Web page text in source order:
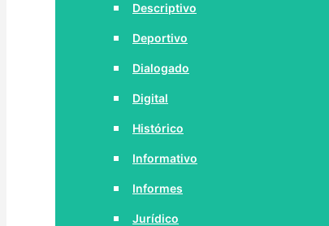
Descriptivo
Deportivo
Dialogado
Digital
Histórico
Informativo
Informes
Jurídico